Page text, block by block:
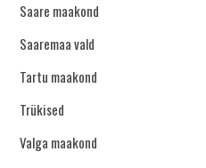
Saare maakond
Saaremaa vald
Tartu maakond
Trükised
Valga maakond